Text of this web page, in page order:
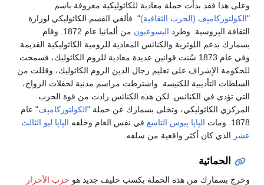
وعلى هذا فقد بدأت حملة معادية للكاثوليكية معروفة باسم
"الكولتوركامپف (الحرب الثقافية)". فألغي القسم الكاثوليكي لوزارة
الثقافة الپروسية. وطرد اليسوعيون
من ألمانيا عام 1872. وقام
بسمارك بدعم اللوثرية والكنائس المعادية للرومية الكاثوليكية القديمة.
وفي عام 1873 سُنت قوانين عديدة معادية للروم الكاثوليك، فسمحت
للحكومة الإشراف على تعليم رجال الدين الروم الكاثوليك، وقللت من
السلطات التأديبية للكنيسة. واشترطت مراسم مدنية لحفلات الزواج،
التي تؤدى في الكنائس. لكن هذه الكنائس زادت من قوة الحزب
المركزي الكاثوليكي، وتخلى بسمارك عن حملة "الكولتوركامپف" عام
1878. ومات
الپاپا پيوس التاسع في نفس العام وخلفه الپاپا ليو الثالث
عشر الذي كان أكثر واقعية من سلفه.
الحمائية
وخرج بسمارك من هذه الحملة بكسب حليف جديد هو حزب الأحرار